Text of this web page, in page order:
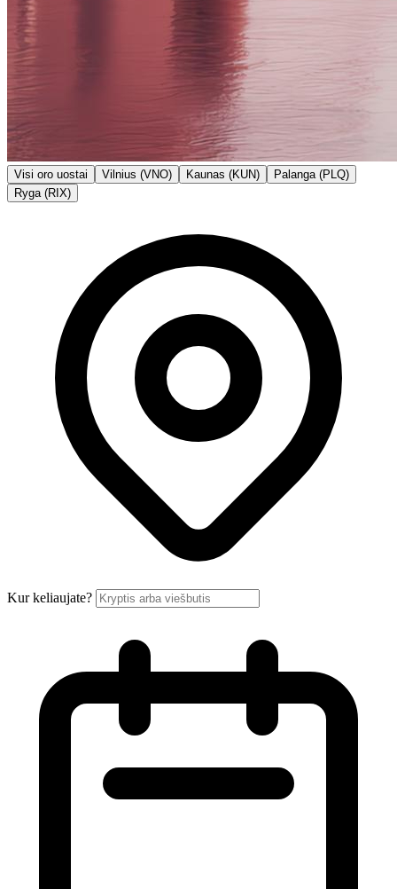
Visi oro uostai Vilnius (VNO) Kaunas (KUN)
Palanga (PLQ)
Ryga (RIX)
Kur keliaujate?